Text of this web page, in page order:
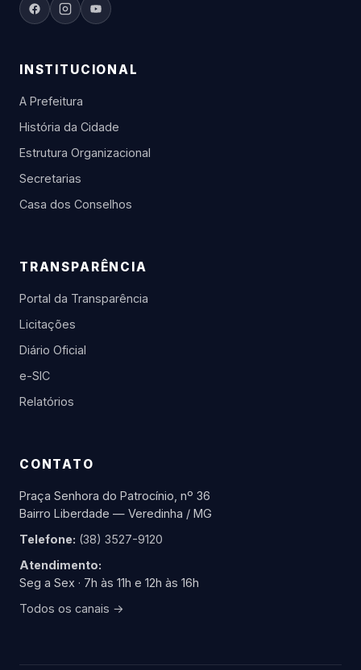
INSTITUCIONAL
A Prefeitura
História da Cidade
Estrutura Organizacional
Secretarias
Casa dos Conselhos
TRANSPARÊNCIA
Portal da Transparência
Licitações
Diário Oficial
e-SIC
Relatórios
CONTATO
Praça Senhora do Patrocínio, nº 36
Bairro Liberdade — Veredinha / MG
Telefone: (38) 3527-9120
Atendimento:
Seg a Sex · 7h às 11h e 12h às 16h
Todos os canais →